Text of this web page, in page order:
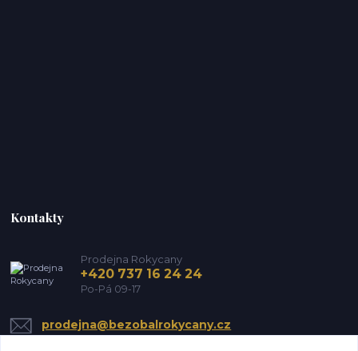
Kontakty
Prodejna Rokycany
+420 737 16 24 24
Po-Pá 09-17
prodejna@bezobalrokycany.cz